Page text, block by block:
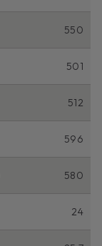
550
501
512
596
580
24